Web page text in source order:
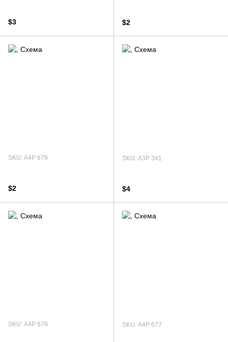
$3 $2
SKU: А4Р 679
$2
SKU: А3Р 341
$4
SKU: А4Р 678 SKU: А4Р 677